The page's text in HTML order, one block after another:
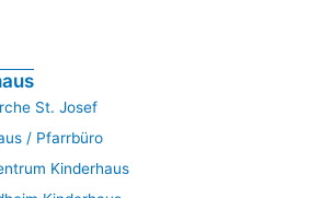
St. Josef
/ Pfarrbüro
Kinderhaus